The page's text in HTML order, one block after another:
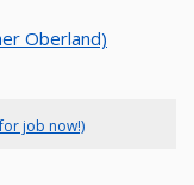
Oberland)
job now!)